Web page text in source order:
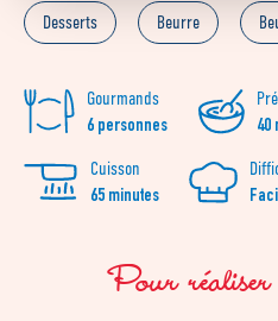
Desserts Beurre
Gourmands
6 personnes 40
Cuisson
65 minutes
Pour réaliser